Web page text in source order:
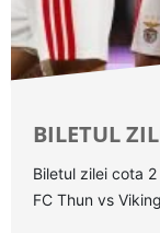
BILETUL
Biletul zilei cota
FC Thun vs